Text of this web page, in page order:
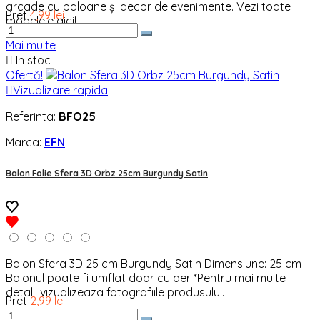
arcade cu baloane și decor de evenimente. Vezi toate
modelele aici!
Pret 4,99 lei
Mai multe
 In stoc
Ofertă!
Vizualizare rapida
Referinta: BFO25
Marca: EFN
Balon Folie Sfera 3D Orbz 25cm Burgundy Satin
Balon Sfera 3D 25 cm Burgundy Satin Dimensiune: 25 cm
Balonul poate fi umflat doar cu aer *Pentru mai multe
detalii vizualizeaza fotografiile produsului.
Pret 2,99 lei